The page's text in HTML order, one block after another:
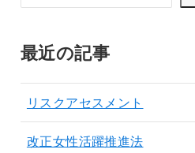
最近の記事
リスクアセスメント
改正女性活躍推進法